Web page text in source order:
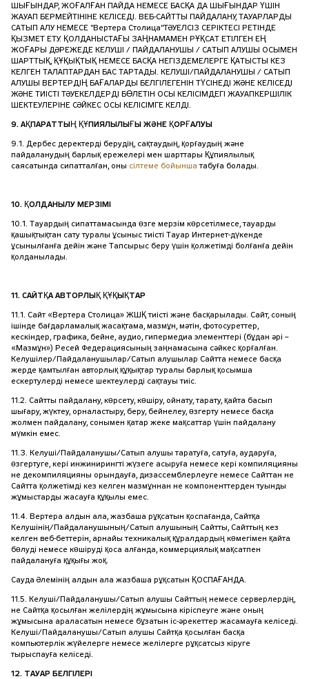
ШЫҒЫНДАР, ЖОҒАЛҒАН ПАЙДА НЕМЕСЕ БАСҚА ДА ШЫҒЫНДАР ҮШІН
ЖАУАП БЕРМЕЙТІНІНЕ КЕЛІСЕДІ. ВЕБ-САЙТТЫ ПАЙДАЛАНУ, ТАУАРЛАРДЫ
САТЫП АЛУ НЕМЕСЕ "Вертера Столица"ТӘУЕЛСІЗ СЕРІКТЕСІ РЕТІНДЕ
ҚЫЗМЕТ ЕТУ. ҚОЛДАНЫСТАҒЫ ЗАҢНАМАМЕН РҰҚСАТ ЕТІЛГЕН ЕҢ
ЖОҒАРЫ ДӘРЕЖЕДЕ КЕЛУШІ / ПАЙДАЛАНУШЫ / САТЫП АЛУШЫ ОСЫМЕН
ШАРТТЫҚ, ҚҰҚЫҚТЫҚ НЕМЕСЕ БАСҚА НЕГІЗДЕМЕЛЕРГЕ ҚАТЫСТЫ КЕЗ
КЕЛГЕН ТАЛАПТАРДАН БАС ТАРТАДЫ. КЕЛУШІ/ПАЙДАЛАНУШЫ / САТЫП
АЛУШЫ ВЕРТЕРДІҢ БАҒАЛАРДЫ БЕЛГІЛЕГЕНІН ТҮСІНЕДІ ЖӘНЕ КЕЛІСЕДІ
ЖӘНЕ ТИІСТІ ТӘУЕКЕЛДЕРДІ БӨЛЕТІН ОСЫ КЕЛІСІМДЕГІ ЖАУАПКЕРШІЛІК
ШЕКТЕУЛЕРІНЕ СӘЙКЕС ОСЫ КЕЛІСІМГЕ КЕЛДІ.
9. АҚПАРАТТЫҢ ҚҰПИЯЛЫЛЫҒЫ ЖӘНЕ ҚОРҒАЛУЫ
9.1. Дербес деректерді берудің, сақтаудың, қорғаудың және
пайдаланудың барлық ережелері мен шарттары Құпиялылық
саясатында сипатталған, оны сілтеме бойынша табуға болады.
10. ҚОЛДАНЫЛУ МЕРЗІМІ
10.1. Тауардың сипаттамасында өзге мерзім көрсетілмесе, тауарды
қашықтықтан сату туралы ұсыныс тиісті Тауар Интернет-дүкенде
ұсынылғанға дейін және Тапсырыс беру үшін қолжетімді болғанға дейін
қолданылады.
11. САЙТҚА АВТОРЛЫҚ ҚҰҚЫҚТАР
11.1. Сайт «Вертера Столица» ЖШҚ тиісті және басқарылады. Сайт, соның
ішінде бағдарламалық жасақтама, мазмұн, мәтін, фотосуреттер,
кескіндер, графика, бейне, аудио, гипермедиа элементтері (бұдан әрі –
«Мазмұн») Ресей Федерациясының заңнамасына сәйкес қорғалған.
Келушілер/Пайдаланушылар/Сатып алушылар Сайтта немесе басқа
жерде қамтылған авторлық құқықтар туралы барлық қосымша
ескертулерді немесе шектеулерді сақтауы тиіс.
11.2. Сайтты пайдалану, көрсету, көшіру, ойнату, тарату, қайта басып
шығару, жүктеу, орналастыру, беру, бейнелеу, өзгерту немесе басқа
жолмен пайдалану, сонымен қатар жеке мақсаттар үшін пайдалану
мүмкін емес.
11.3. Келуші/Пайдаланушы/Сатып алушы таратуға, сатуға, аударуға,
өзгертуге, кері инжинирингті жүзеге асыруға немесе кері компиляцияны
не декомпиляцияны орындауға, дизассемблерлеуге немесе Сайттан не
Сайтта қолжетімді кез келген мазмұннан не компоненттерден туынды
жұмыстарды жасауға құқылы емес.
11.4. Вертера алдын ала, жазбаша рұқсатын қоспағанда, Сайтқа
Келушінің/Пайдаланушының/Сатып алушының Сайтты, Сайттың кез
келген веб-беттерін, арнайы техникалық құралдардың көмегімен қайта
бөлуді немесе көшіруді қоса алғанда, коммерциялық мақсатпен
пайдалануға құқығы жоқ.
Сауда Әлемінің алдын ала жазбаша рұқсатын ҚОСПАҒАНДА.
11.5. Келуші/Пайдаланушы/Сатып алушы Сайттың немесе серверлердің,
не Сайтқа қосылған желілердің жұмысына кіріспеуге және оның
жұмысына араласатын немесе бұзатын іс-әрекеттер жасамауға келіседі.
Келуші/Пайдаланушы/Сатып алушы Сайтқа қосылған басқа
компьютерлік жүйелерге немесе желілерге рұқсатсыз кіруге
тырыспауға келіседі.
12. ТАУАР БЕЛГІЛЕРІ